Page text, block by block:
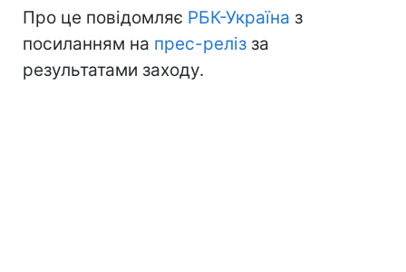
Про це повідомляє РБК-Україна з
посиланням на прес-реліз за
результатами заходу.